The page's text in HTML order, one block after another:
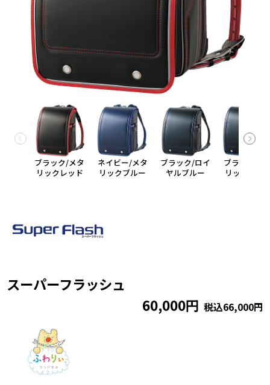
ブラック/メタ
リックレッド
ネイビー/メタ
リックブルー
ブラック/ロイ
ヤルブルー
ブラック/メ
リックブル
スーパーフラッシュ
60,000円 税込66,000円